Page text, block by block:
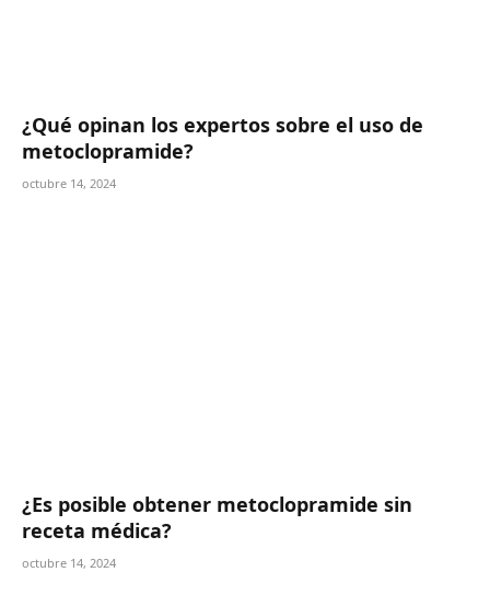
¿Qué opinan los expertos sobre el uso de
metoclopramide?
octubre 14, 2024
¿Es posible obtener metoclopramide sin
receta médica?
octubre 14, 2024